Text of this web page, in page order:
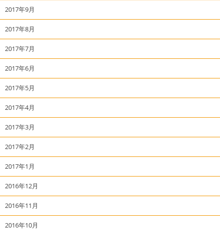
2017年9月
2017年8月
2017年7月
2017年6月
2017年5月
2017年4月
2017年3月
2017年2月
2017年1月
2016年12月
2016年11月
2016年10月